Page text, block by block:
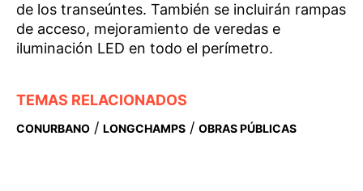
de los transeúntes. También se incluirán rampas
de acceso, mejoramiento de veredas e
iluminación LED en todo el perímetro.
TEMAS RELACIONADOS
CONURBANO / LONGCHAMPS / OBRAS PÚBLICAS